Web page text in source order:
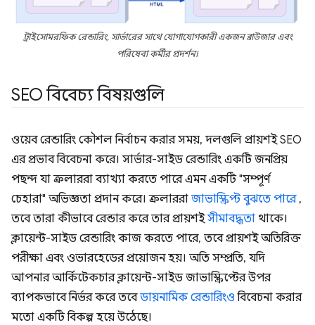
ট্রাইসোমরফিক রেন্ডারিং, সার্ভারের সাথে যোগাযোগকারী একজন ব্রাউজার এবং
পরিষেবা কর্মীর প্রদর্শন।
SEO বিবেচ্য বিষয়গুলি
ওয়েব রেন্ডারিং কৌশল নির্বাচন করার সময়, দলগুলি প্রায়শই SEO
এর প্রভাব বিবেচনা করে। সার্ভার-সাইড রেন্ডারিং একটি জনপ্রিয়
পছন্দ যা ক্রলাররা ব্যাখ্যা করতে পারে এমন একটি "সম্পূর্ণ
চেহারা" অভিজ্ঞতা প্রদান করে। ক্রলাররা জাভাস্ক্রিপ্ট বুঝতে পারে,
তবে তারা কীভাবে রেন্ডার করে তার প্রায়শইসীমাবদ্ধতা থাকে।
ক্লায়েন্ট-সাইড রেন্ডারিং কাজ করতে পারে, তবে প্রায়শই অতিরিক্ত
পরীক্ষা এবং ওভারহেডের প্রয়োজন হয়। অতি সম্প্রতি, যদি
আপনার আর্কিটেকচার ক্লায়েন্ট-সাইড জাভাস্ক্রিপ্টের উপর
ব্যাপকভাবে নির্ভর করে তবেডায়নামিক রেন্ডারিংও বিবেচনা করার
মতো একটি বিকল্প হয়ে উঠেছে।